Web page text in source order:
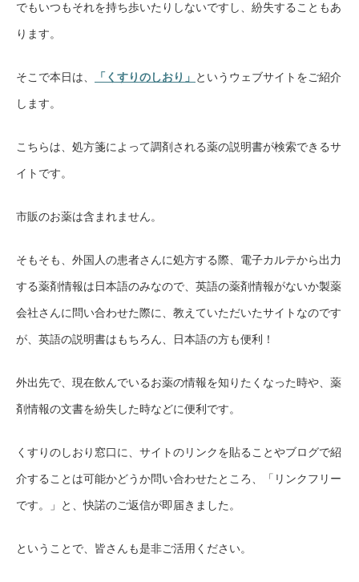
でもいつもそれを持ち歩いたりしないですし、紛失することもあ
ります。
そこで本日は、 「くすりのしおり」 というウェブサイトをご紹介
します。
こちらは、処方箋によって調剤される薬の説明書が検索できるサ
イトです。
市販のお薬は含まれません。
そもそも、外国人の患者さんに処方する際、電子カルテから出力
する薬剤情報は日本語のみなので、英語の薬剤情報がないか製薬
会社さんに問い合わせた際に、教えていただいたサイトなのです
が、英語の説明書はもちろん、日本語の方も便利！
外出先で、現在飲んでいるお薬の情報を知りたくなった時や、薬
剤情報の文書を紛失した時などに便利です。
くすりのしおり窓口に、サイトのリンクを貼ることやブログで紹
介することは可能かどうか問い合わせたところ、「リンクフリー
です。」と、快諾のご返信が即届きました。
ということで、皆さんも是非ご活用ください。